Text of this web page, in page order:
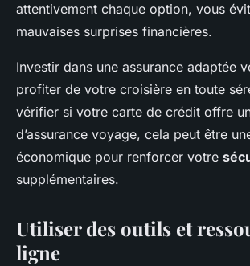
attentivement chaque option, vous
mauvaises surprises financières.
Investir dans une assurance adaptée
profiter de votre croisière en toute
vérifier si votre carte de crédit offre
d’assurance voyage, cela peut être
économique pour renforcer votre
supplémentaires.
Utiliser des outils et
ligne